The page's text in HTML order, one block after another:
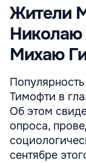
Жители
Михаю
Тимофти в
Об этом
опроса,
сентябре